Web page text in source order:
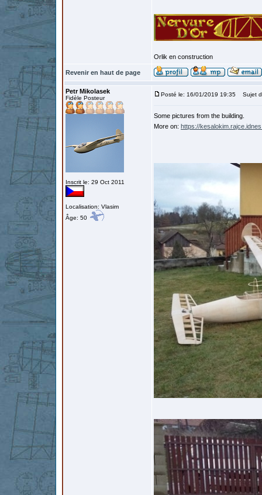
Orlik en construction
Revenir en haut de page
Petr Mikolasek
Fidèle Posteur
Inscrit le: 29 Oct 2011
Localisation: Vlasim
Âge: 50
Posté le: 16/01/2019 19:35 Sujet
Some pictures from the building.
More on: https://